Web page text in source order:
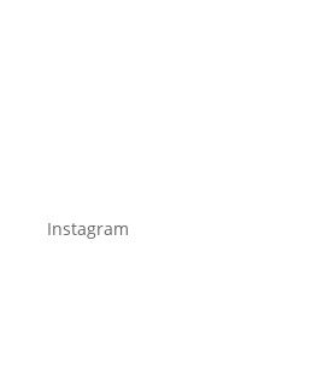
Instagram